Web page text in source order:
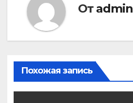
От admin
Похожая запись